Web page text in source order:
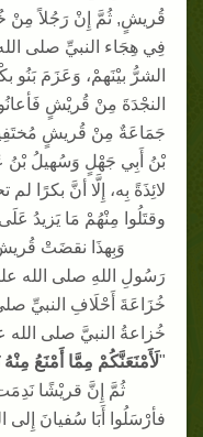
قُريشٍ, ثُمَّ إِنْ رَجُلاً مِنْ
فِي هِجَاء النبيِّ صلى
الشرُّ بيْنَهمْ، وَعَزَمَ بَنُو
النجْدَةَ مِنْ قُريْشٍ
جَمَاعَةٌ مِنْ قُريشٍ
بْنُ أَبِي جَهْلٍ وَسُهيلُ بْنُ
لائِذَةً بِه، إِلَّا أنَّ بكرًا
وقتَلُوا مِنْهُمْ مَا يَزيدُ
وَبِهذَا نقضَتْ قُريشٌ
رَسُولِ اللهِ صلى الله
خُزَاعَةَ أَحْلَافِ النبيِّ
خُزاعةُ النبيَّ صلى الله
"لَأَمْنَعَنَّكُمْ مِمَّا أَمْنَعُ
ثُمَّ إِنَّ قريْشًا
فأرْسَلُوا أَبَا سُفيانَ